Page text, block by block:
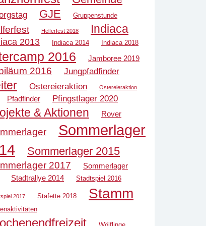
GJE Gruppenstunde
Helferfest 2018 Indiaca
2013 Indiaca 2014 Indiaca 2018
2016 Jamboree 2019
2016 Jungpfadfinder
Ostereieraktion
Ostereieraktion
Pfadfinder Pfingstlager 2020
& Aktionen Rover
Sommerlager
Sommerlager 2015
2017
Sommerlager
Stadtrallye 2014 Stadtspiel 2016
2017 Stafette 2018 Stamm